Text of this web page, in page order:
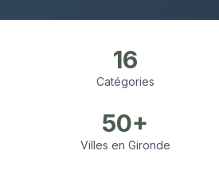
16
Catégories
50+
Villes en Gironde